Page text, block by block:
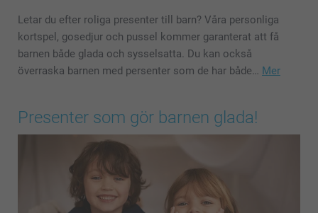
Letar du efter roliga presenter till barn? Våra personliga
kortspel, gosedjur och pussel kommer garanterat att få
barnen både glada och sysselsatta. Du kan också
överraska barnen med persenter som de har både… Mer
Presenter som gör barnen glada!